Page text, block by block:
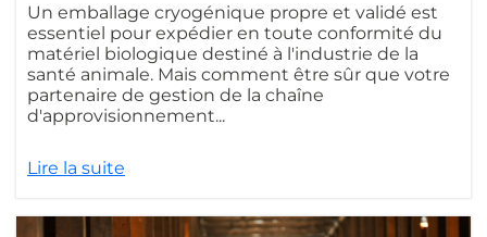
Un emballage cryogénique propre et validé est
essentiel pour expédier en toute conformité du
matériel biologique destiné à l'industrie de la
santé animale. Mais comment être sûr que votre
partenaire de gestion de la chaîne
d'approvisionnement...
Lire la suite